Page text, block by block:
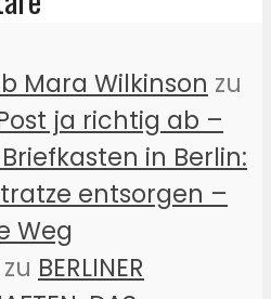
Mara Wilkinson zu
ja richtig ab –
in Berlin:
entsorgen –
Weg
zu BERLINER